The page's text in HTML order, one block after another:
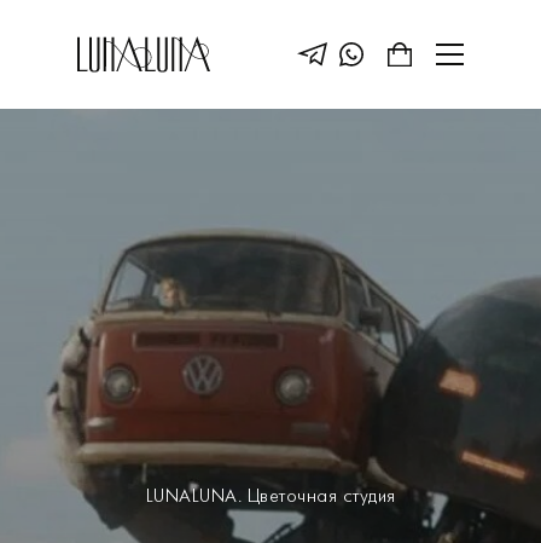
LUNALUNA. Цветочная студия